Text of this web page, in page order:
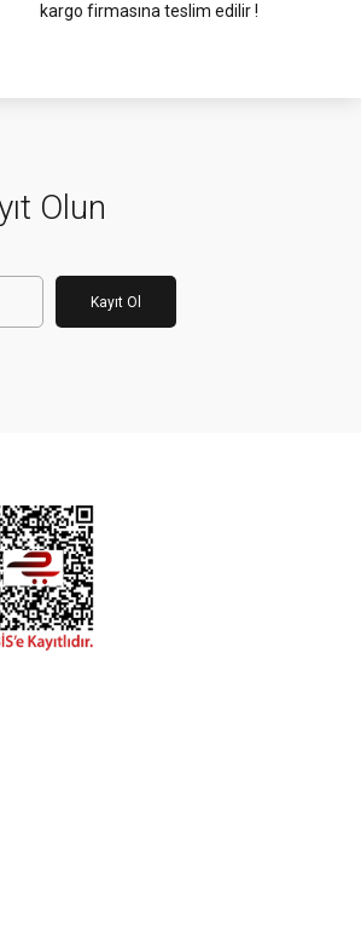
kargo firmasına teslim edilir !
Olun
Kayıt Ol